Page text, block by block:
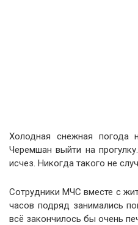
Холодная снежная погода
Черемшан выйти на
исчез. Никогда такого не
Сотрудники МЧС вместе с
часов подряд занимались
всё закончилось бы очень